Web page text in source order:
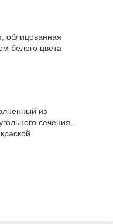
облицованная
белого цвета
из
сечения,